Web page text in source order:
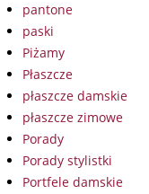
pantone
paski
Piżamy
Płaszcze
płaszcze damskie
płaszcze zimowe
Porady
Porady stylistki
Portfele damskie